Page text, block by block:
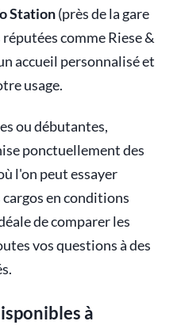
Station(près de la gare
comme Riese &
accueil personnalisé et
usage.
ou débutantes,
ponctuellement des
l'on peut essayer
en conditions
de comparer les
vos questions à des
à